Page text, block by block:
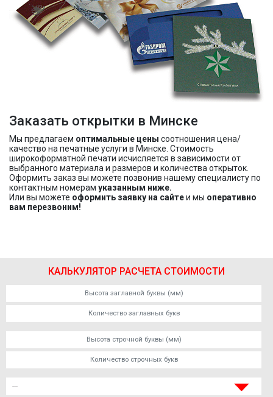
Заказать открытки в Минске
Мы предлагаем оптимальные цены соотношения цена/
качество на печатные услуги в Минске. Стоимость
широкоформатной печати исчисляется в зависимости от
выбранного материала и размеров и количества открыток.
Оформить заказ вы можете позвонив нашему специалисту по
контактным номерам указанным ниже.
Или вы можете оформить заявку на сайтеи мы оперативно
вам перезвоним!
КАЛЬКУЛЯТОР РАСЧЕТА СТОИМОСТИ